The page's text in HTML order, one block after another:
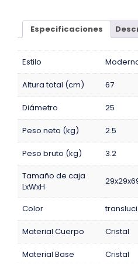
Especificaciones
Estilo
Altura total (cm) 67
Diámetro 25
Peso neto (kg) 2.5
Peso bruto (kg)
3.2
Tamaño de caja
LxWxH
Color
Material Cuerpo Cristal
Material Base Cristal